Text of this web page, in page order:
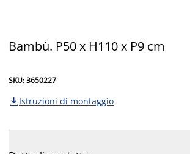
Bambù. P50 x H110 x P9 cm
SKU: 3650227
 Istruzioni di montaggio